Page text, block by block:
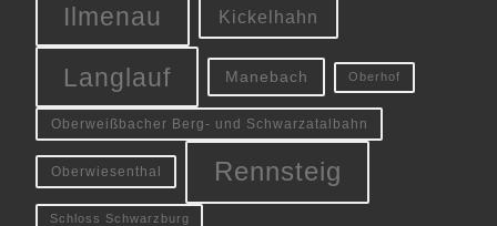
Ilmenau Kickelhahn
Langlauf Manebach Oberhof
Oberweißbacher Berg- und Schwarzatalbahn
Oberwiesenthal Rennsteig
Schloss Schwarzburg